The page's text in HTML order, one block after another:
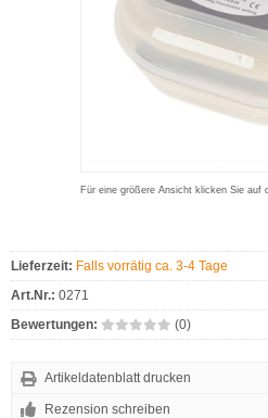
Für eine größere Ansicht klicken Sie auf
Lieferzeit: Falls vorrätig ca. 3-4 Tage
Art.Nr.: 0271
Bewertungen:
(0)
Artikeldatenblatt drucken
Rezension schreiben